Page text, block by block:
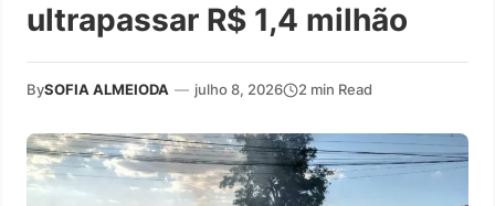
ultrapassar R$ 1,4 milhão
BySOFIA ALMEIODA — julho 8, 2026 2 min Read